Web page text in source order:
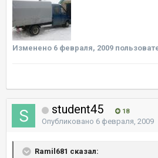
Изменено 6 февраля, 2009
student45 18
Опубликовано 6 февраля, 2009
Ramil681 сказал: